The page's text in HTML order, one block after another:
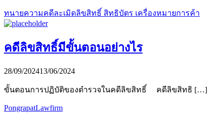
ทนายความคดีละเมิดลิขสิทธิ์ สิทธิบัตร เครื่องหมายการค้า
คดีลิขสิทธิ์มีขั้นตอนอย่างไร
28/09/202413/06/2024
ขั้นตอนการปฏิบัติของตำรวจในคดีลิขสิทธิ์ คดีลิขสิทธิ […]
PongrapatLawfirm